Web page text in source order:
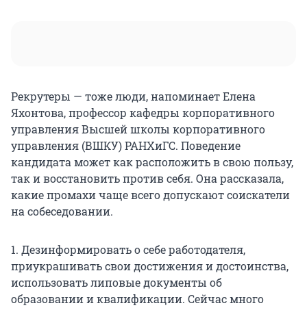
Рекрутеры — тоже люди, напоминает Елена
Яхонтова, профессор кафедры корпоративного
управления Высшей школы корпоративного
управления (ВШКУ) РАНХиГС. Поведение
кандидата может как расположить в свою пользу,
так и восстановить против себя. Она рассказала,
какие промахи чаще всего допускают соискатели
на собеседовании.
1. Дезинформировать о себе работодателя,
приукрашивать свои достижения и достоинства,
использовать липовые документы об
образовании и квалификации. Сейчас много